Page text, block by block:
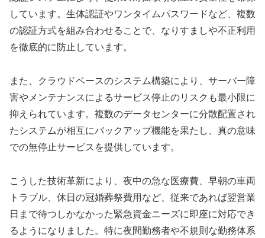
しています。生体認証やワンタイムパスワードなど、複数
の認証方式を組み合わせることで、なりすましや不正利用
を徹底的に防止しています。
また、クラウドベースのシステム構築により、サーバー障
害やメンテナンスによるサービス停止のリスクも最小限に
抑えられています。複数のデータセンターに分散配置され
たシステムが相互にバックアップ機能を果たし、真の意味
での無停止サービスを提供しています。
こうした技術革新により、夜中の急な医療費、早朝の車両
トラブル、休日の冠婚葬祭費用など、従来であれば翌営業
日まで待つしかなかった緊急資金ニーズに即座に対応でき
るようになりました。特に夜間勤務者や不規則な勤務体系